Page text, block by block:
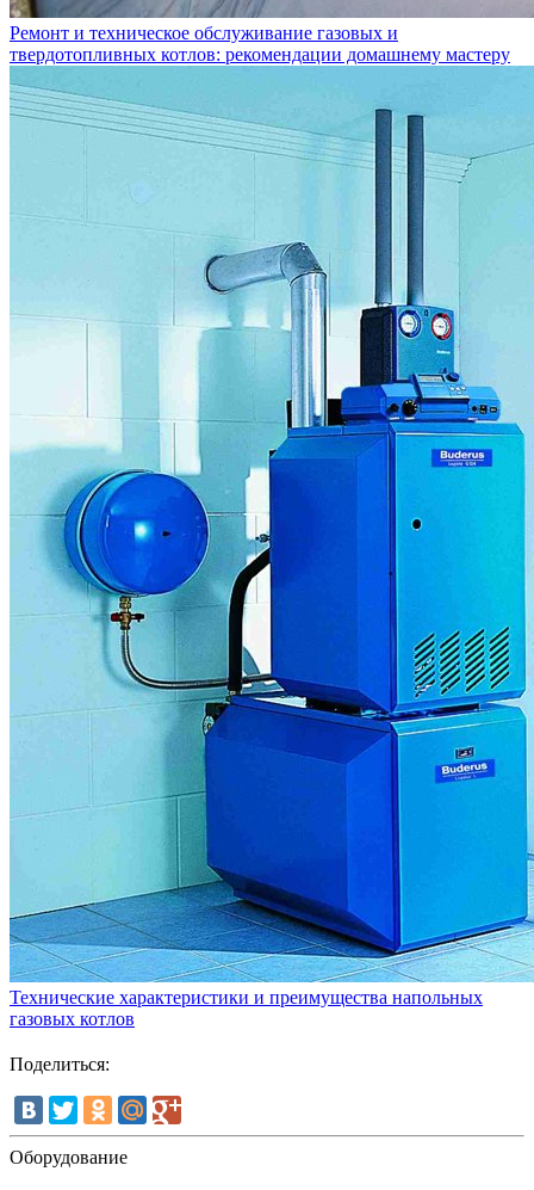
Ремонт и техническое обслуживание газовых и
твердотопливных котлов: рекомендации домашнему мастеру
Технические характеристики и преимущества напольных
газовых котлов
Поделиться:
Оборудование